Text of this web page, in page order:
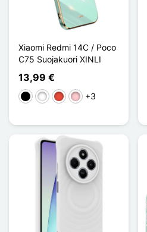
Xiaomi Redmi 14C / Poco
C75 Suojakuori XINLI
13,99 €
MustaValkoinen
Punainen
Pinkki
+3